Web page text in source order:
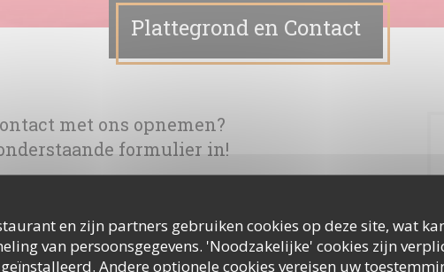
en zijn partners gebruiken cookies op deze site, wat
van persoonsgegevens. 'Noodzakelijke' cookies zijn
Andere optionele cookies vereisen uw
Plattegrond en Contact
met ons opnemen?
formulier in!